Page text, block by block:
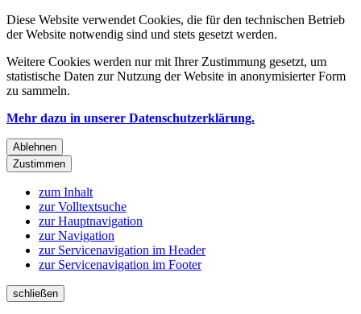
Diese Website verwendet Cookies, die für den technischen Betrieb
der Website notwendig sind und stets gesetzt werden.
Weitere Cookies werden nur mit Ihrer Zustimmung gesetzt, um
statistische Daten zur Nutzung der Website in anonymisierter Form
zu sammeln.
Mehr dazu in unserer Datenschutzerklärung.
Ablehnen
Zustimmen
zum Inhalt
zur Volltextsuche
zur Hauptnavigation
zur Navigation
zur Servicenavigation im Header
zur Servicenavigation im Footer
schließen